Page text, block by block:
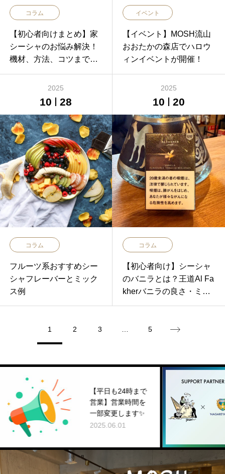
コラム
【初心者向けまとめ】家
シーシャのお悩み解決！
機材、方法、コツまで一
イベント
【イベント】MOSH流山
おおたかの森店でハロウ
ィンイベントが開催！
2025
10 28
コラム
フルーツ系おすすめシー
シャフレーバーとミック
ス例
2025
10 20
コラム
【初心者向け】シーシャ
のバニラとは？王道Al Fa
kherバニラの良さ・ミル
クとの違い・おすすめミ
1 2 3 … 5
【平日も24時まで
営業】営業時間を
一部変更します✨
2025.06.01
C.
ー